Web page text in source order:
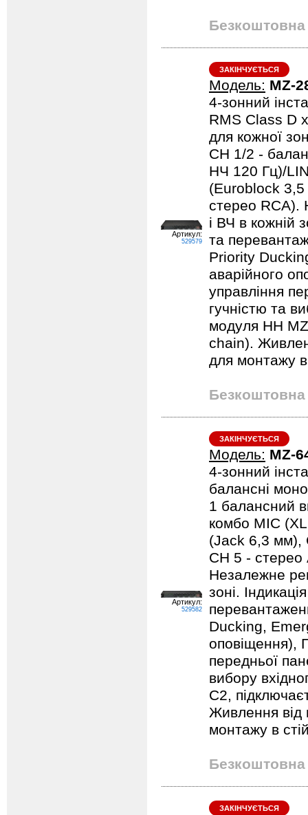
Безкоштовна
Артикул:
529579
ЗАКІНЧУЄТЬСЯ
Модель: MZ-
4-зонний
RMS Class D
для кожної
CH 1/2 -
НЧ 120 Гц)/
(Euroblock
стерео RCA).
і ВЧ в кожній
та
Priority
аварійного
управління
гучністю та
модуля HH
chain).
для монтажу в
Безкоштовна
Артикул:
529582
ЗАКІНЧУЄТЬСЯ
Модель: MZ-
4-зонний
балансні
1 балансний
комбо MIC
(Jack 6,3 мм),
CH 5 -
Незалежне
зоні.
Ducking,
оповіщення),
передньої
вибору
C2,
Живлення від
монтажу в
Безкоштовна
ЗАКІНЧУЄТЬСЯ